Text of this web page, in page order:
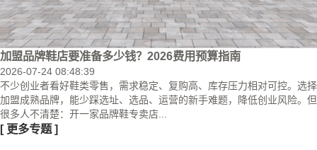
加盟品牌鞋店要准备多少钱？2026费用预算指南
2026-07-24 08:48:39
不少创业者看好鞋类零售，需求稳定、复购高、库存压力相对可控。选择
加盟成熟品牌，能少踩选址、选品、运营的新手难题，降低创业风险。但
很多人不清楚：开一家品牌鞋专卖店...
[ 更多专题 ]